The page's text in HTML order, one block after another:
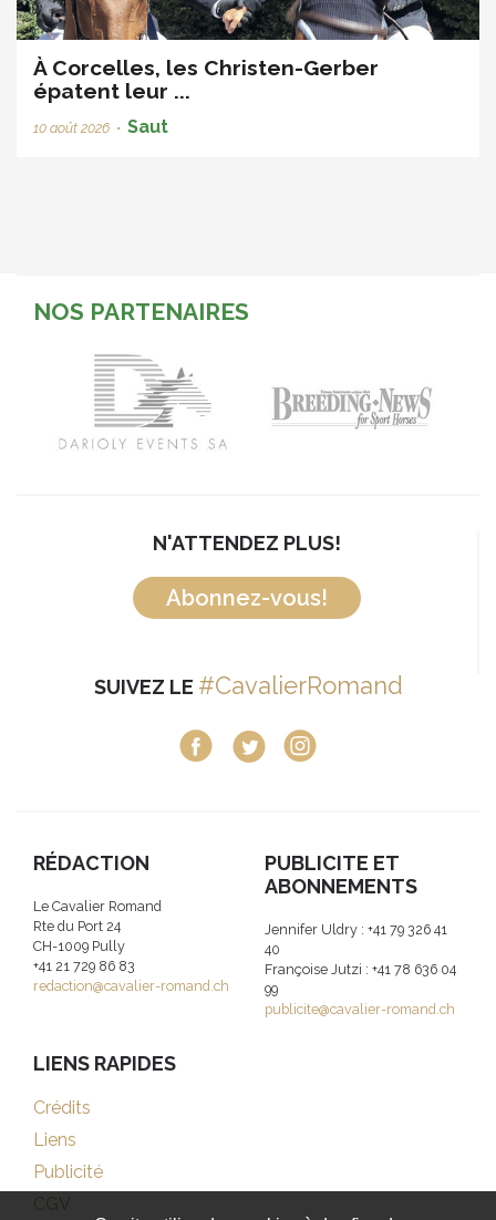
À Corcelles, les Christen-Gerber
épatent leur ...
10 août 2026 • Saut
NOS PARTENAIRES
N'ATTENDEZ PLUS!
Abonnez-vous!
SUIVEZ LE #CavalierRomand
RÉDACTION
Le Cavalier Romand
Rte du Port 24
CH-1009 Pully
+41 21 729 86 83
redaction@cavalier-romand.ch
PUBLICITE ET
ABONNEMENTS
Jennifer Uldry : +41 79 326 41
40
Françoise Jutzi : +41 78 636 04
99
publicite@cavalier-romand.ch
LIENS RAPIDES
Crédits
Liens
Publicité
CGV